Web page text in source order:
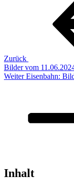
Zurück
Bilder vom
Nächster
Weiter Eisenbahn:
Inhalt